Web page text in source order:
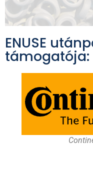
ENUSE
támogatója: